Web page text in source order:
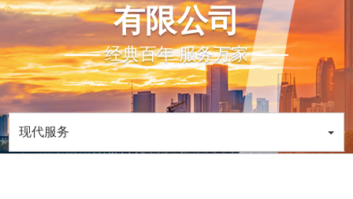
有限公司
经典百年 服务万家
现代服务